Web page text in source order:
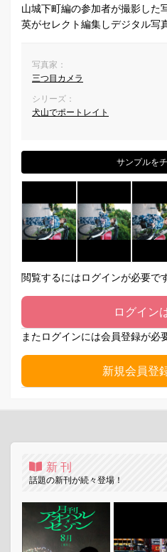
山城下町編の参加者が撮影した
英がセレクト編集しデジタル写
写真家：
三つ目カメラ
シリーズ：
犬山でポートレイト
サンプルを
閲覧するにはログインが必要です
ログイン
またログインには会員登録が必
新規会員登
新刊
話題の新刊が続々登場！